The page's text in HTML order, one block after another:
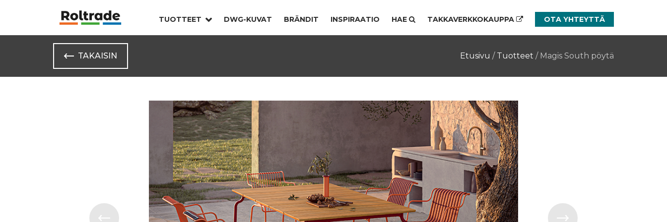
TUOTTEET DWG-KUVAT BRÄNDIT INSPIRAATIO HAE TAKKAVERKKOKAUPPA OTA YHTEYTTÄ
TAKAISIN Etusivu / Tuotteet / Magis South pöytä